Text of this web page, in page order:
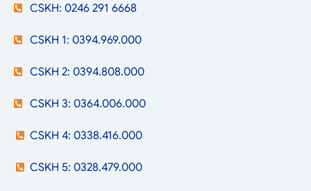
CSKH: 0246 291 6668
CSKH 1: 0394.969.000
CSKH 2: 0394.808.000
CSKH 3: 0364.006.000
CSKH 4: 0338.416.000
CSKH 5: 0328.479.000